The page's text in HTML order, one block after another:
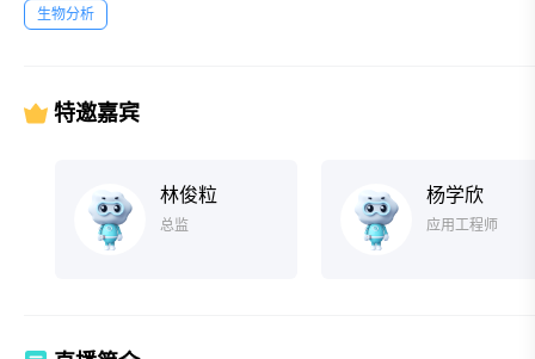
生物分析
特邀嘉宾
林俊粒
总监
杨学欣
应用工程师